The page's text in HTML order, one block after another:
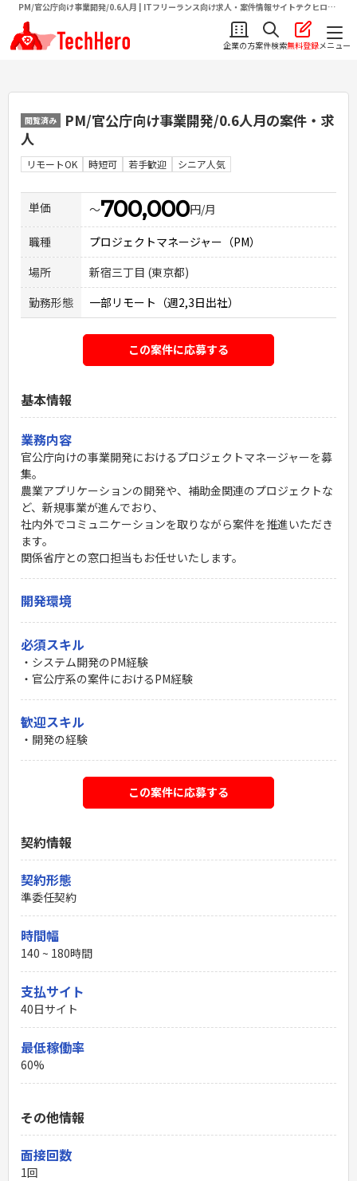
PM/官公庁向け事業開発/0.6人月 | ITフリーランス向け求人・案件情報サイトテクヒロ
（TechHero）
企業の方案件検索無料登録メニュー
閲覧済み PM/官公庁向け事業開発/0.6人月の案件・求
人
リモートOK 時短可 若手歓迎 シニア人気
単価 〜700,000円/月
職種
プロジェクトマネージャー（PM）
場所
新宿三丁目 (東京都)
勤務形態
一部リモート（週2,3日出社）
この案件に応募する
基本情報
業務内容
官公庁向けの事業開発におけるプロジェクトマネージャーを募
集。
農業アプリケーションの開発や、補助金関連のプロジェクトな
ど、新規事業が進んでおり、
社内外でコミュニケーションを取りながら案件を推進いただき
ます。
関係省庁との窓口担当もお任せいたします。
開発環境
必須スキル
・システム開発のPM経験
・官公庁系の案件におけるPM経験
歓迎スキル
・開発の経験
この案件に応募する
契約情報
契約形態
準委任契約
時間幅
140 ~ 180時間
支払サイト
40日サイト
最低稼働率
60%
その他情報
面接回数
1回